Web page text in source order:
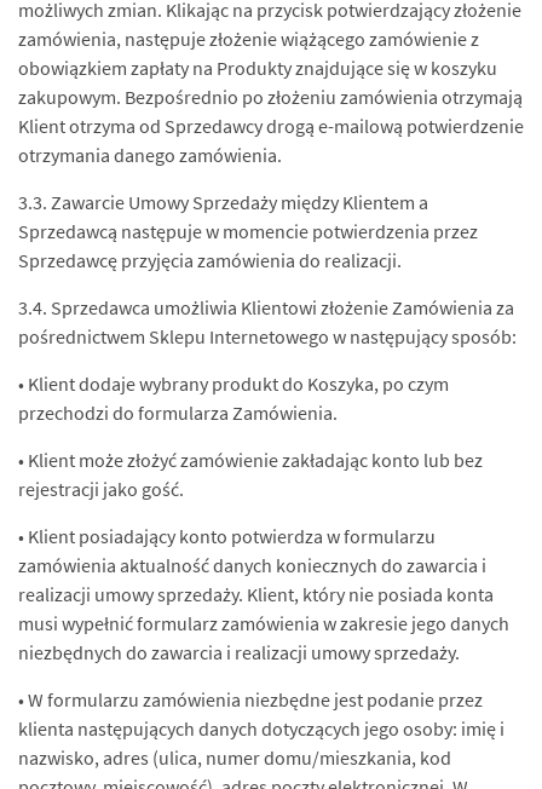
możliwych zmian. Klikając na przycisk potwierdzający złożenie
zamówienia, następuje złożenie wiążącego zamówienie z
obowiązkiem zapłaty na Produkty znajdujące się w koszyku
zakupowym. Bezpośrednio po złożeniu zamówienia otrzymają
Klient otrzyma od Sprzedawcy drogą e-mailową potwierdzenie
otrzymania danego zamówienia.
3.3. Zawarcie Umowy Sprzedaży między Klientem a
Sprzedawcą następuje w momencie potwierdzenia przez
Sprzedawcę przyjęcia zamówienia do realizacji.
3.4. Sprzedawca umożliwia Klientowi złożenie Zamówienia za
pośrednictwem Sklepu Internetowego w następujący sposób:
• Klient dodaje wybrany produkt do Koszyka, po czym
przechodzi do formularza Zamówienia.
• Klient może złożyć zamówienie zakładając konto lub bez
rejestracji jako gość.
• Klient posiadający konto potwierdza w formularzu
zamówienia aktualność danych koniecznych do zawarcia i
realizacji umowy sprzedaży. Klient, który nie posiada konta
musi wypełnić formularz zamówienia w zakresie jego danych
niezbędnych do zawarcia i realizacji umowy sprzedaży.
• W formularzu zamówienia niezbędne jest podanie przez
klienta następujących danych dotyczących jego osoby: imię i
nazwisko, adres (ulica, numer domu/mieszkania, kod